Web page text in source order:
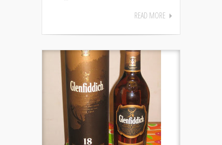
READ MORE